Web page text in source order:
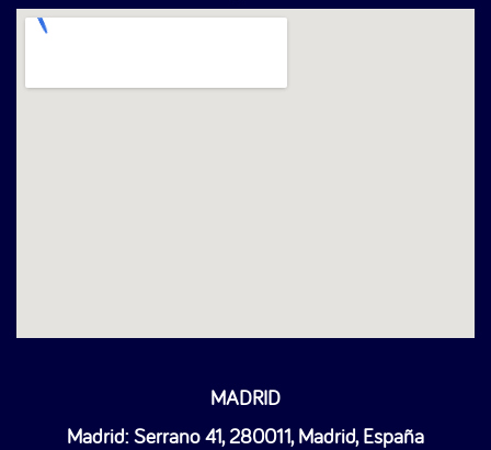
MADRID
Madrid: Serrano 41, 280011, Madrid, España